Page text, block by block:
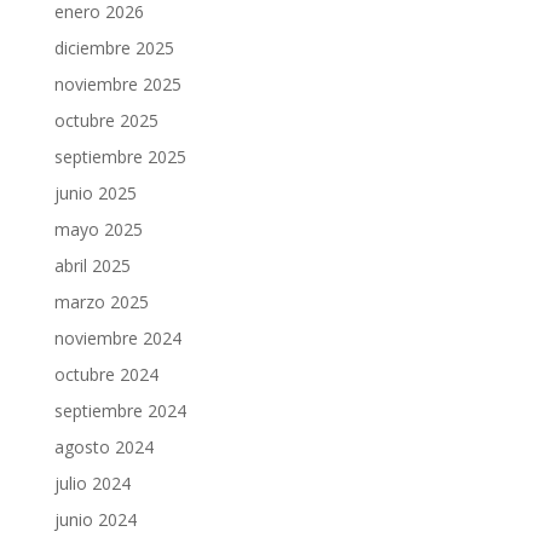
enero 2026
diciembre 2025
noviembre 2025
octubre 2025
septiembre 2025
junio 2025
mayo 2025
abril 2025
marzo 2025
noviembre 2024
octubre 2024
septiembre 2024
agosto 2024
julio 2024
junio 2024